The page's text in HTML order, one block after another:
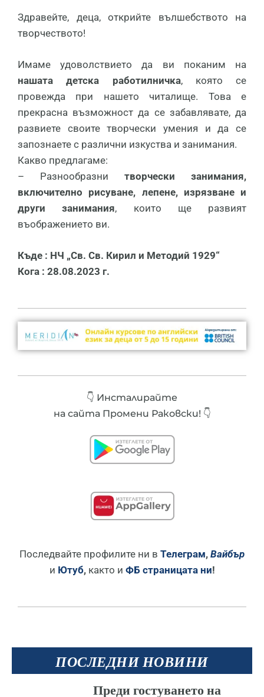
ПОСЛЕДНИ НОВИНИ
Преди гостуването на
Здравейте, деца, открийте вълшебството на
творчеството!
Имаме удоволствието да ви поканим на
нашата детска работилничка, която се
провежда при нашето читалище. Това е
прекрасна възможност да се забавлявате, да
развиете своите творчески умения и да се
запознаете с различни изкуства и занимания.
Какво предлагаме:
– Разнообразни творчески занимания,
включително рисуване, лепене, изрязване и
други занимания, които ще развият
въображението ви.
Къде : НЧ „Св. Св. Кирил и Методий 1929“
Кога : 28.08.2023 г.
👇 Инсталирайте
на сайта Промени Раковски! 👇
Последвайте профилите ни в Телеграм, Вайбър
и Ютуб, както и ФБ страницата ни!